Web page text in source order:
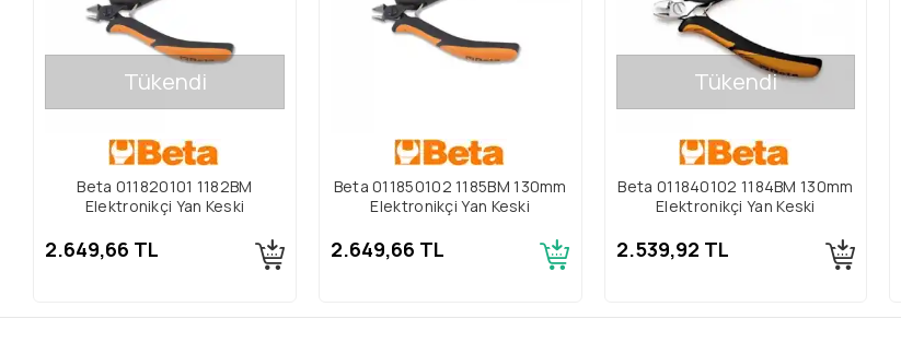
Tükendi
Beta 011820101 1182BM
Elektronikçi Yan Keski
2.649,66 TL
Beta 011850102 1185BM 130mm
Elektronikçi Yan Keski
2.649,66 TL
Tükendi
Beta 011840102 1184BM 130mm
Elektronikçi Yan Keski
2.539,92 TL